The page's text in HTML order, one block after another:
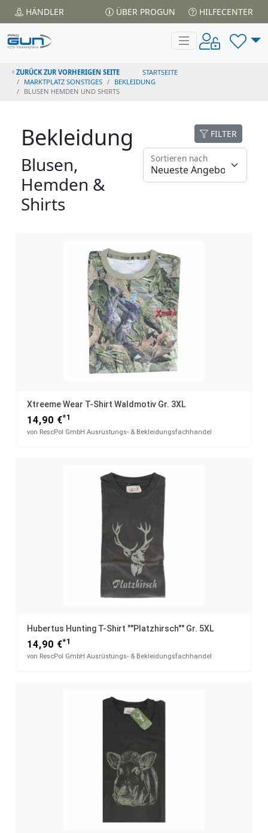
HÄNDLER ÜBER PROGUN HILFECENTER
ZURÜCK ZUR VORHERIGEN SEITE
STARTSEITE
MARKTPLATZ SONSTIGES
BEKLEIDUNG
BLUSEN HEMDEN UND SHIRTS
Bekleidung
Blusen,
Hemden &
Shirts
FILTER
Sortieren nach
Xtreeme Wear T-Shirt Waldmotiv Gr. 3XL
14,90 €*1
von RescPol GmbH Ausrüstungs- & Bekleidungsfachhandel
Hubertus Hunting T-Shirt ""Platzhirsch"" Gr. 5XL
14,90 €*1
von RescPol GmbH Ausrüstungs- & Bekleidungsfachhandel